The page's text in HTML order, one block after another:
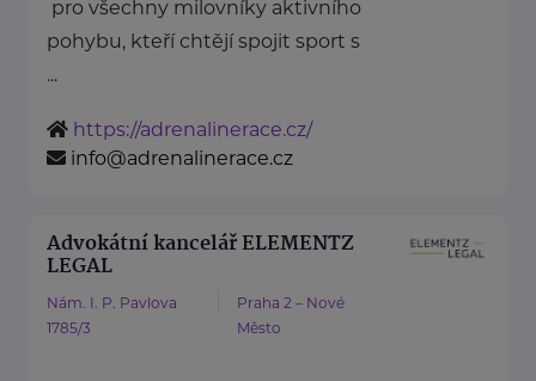
pro všechny milovníky aktivního
pohybu, kteří chtějí spojit sport s
...
https://adrenalinerace.cz/
info@adrenalinerace.cz
Advokátní kancelář ELEMENTZ
LEGAL
Nám. I. P. Pavlova
1785/3
Praha 2 – Nové
Město